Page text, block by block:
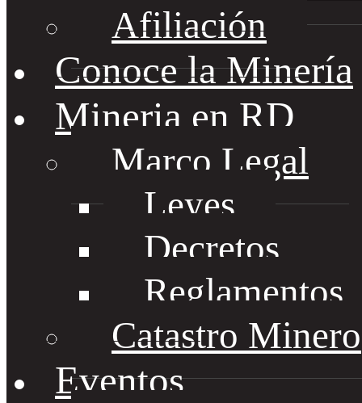
Afiliación
Conoce la Minería
Mineria en RD
Marco Legal
Leyes
Decretos
Reglamentos
Catastro Minero
Eventos